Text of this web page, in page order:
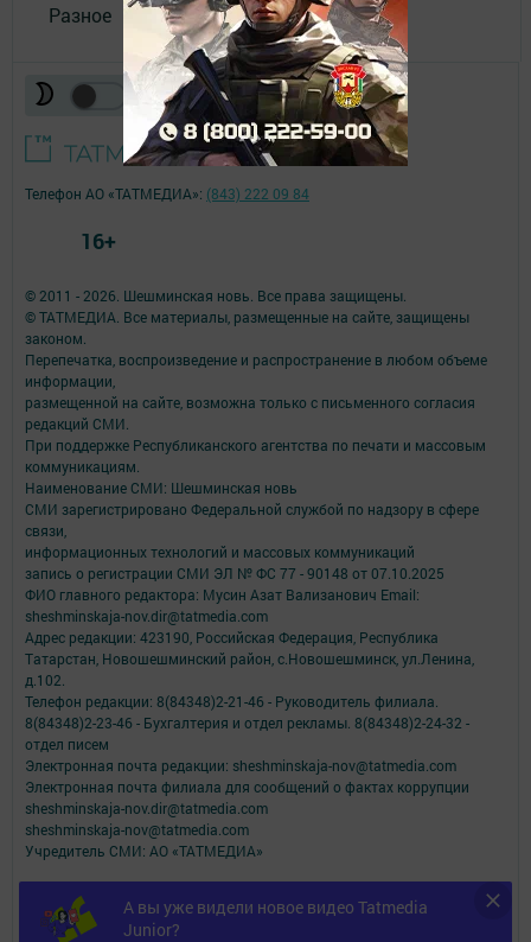
Разное
А вы уже видели новое видео Tatmedia
Junior?
© 2011 - 2026. Шешминская новь. Все права защищены.
© ТАТМЕДИА. Все материалы, размещенные на сайте, защищены
законом.
Перепечатка, воспроизведение и распространение в любом объеме
информации,
размещенной на сайте, возможна только с письменного согласия
редакций СМИ.
При поддержке Республиканского агентства по печати и массовым
коммуникациям.
Наименование СМИ: Шешминская новь
СМИ зарегистрировано Федеральной службой по надзору в сфере
связи,
информационных технологий и массовых коммуникаций
запись о регистрации СМИ ЭЛ № ФС 77 - 90148 от 07.10.2025
ФИО главного редактора: Мусин Азат Вализанович Email:
sheshminskaja-nov.dir@tatmedia.com
Адрес редакции: 423190, Российская Федерация, Республика
Татарстан, Новошешминский район, с.Новошешминск, ул.Ленина,
д.102.
Телефон редакции: 8(84348)2-21-46 - Руководитель филиала.
8(84348)2-23-46 - Бухгалтерия и отдел рекламы. 8(84348)2-24-32 -
отдел писем
Электронная почта редакции: sheshminskaja-nov@tatmedia.com
Электронная почта филиала для сообщений о фактах коррупции
sheshminskaja-nov.dir@tatmedia.com
sheshminskaja-nov@tatmedia.com
Учредитель СМИ: АО «ТАТМЕДИА»
Антикоррупционная политика
АО «ТАТМЕДИА» использует «cookie»для персонализации сервисов и
удобства пользователей сайтом.
Телефон АО «ТАТМЕДИА»: (843) 222 09 84
16+